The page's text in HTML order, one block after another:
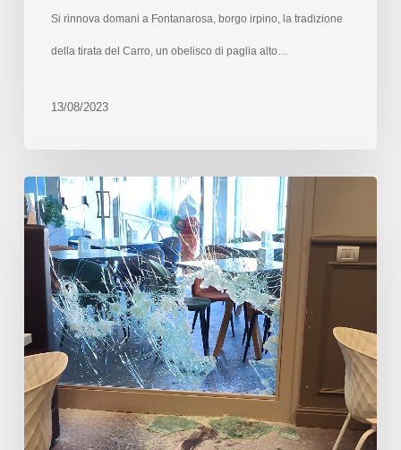
Si rinnova domani a Fontanarosa, borgo irpino, la tradizione
della tirata del Carro, un obelisco di paglia alto…
13/08/2023